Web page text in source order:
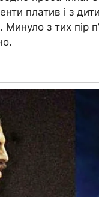
платив і з
з тих пір